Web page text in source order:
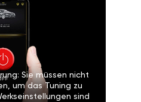
Sie müssen nicht
um das Tuning zu
sind